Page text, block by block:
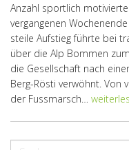
Anzahl sportlich
vergangenen
steile Aufstieg führte bei
über die Alp Bommen
die Gesellschaft nach
Berg-Rösti verwöhnt. Von
der Fussmarsch…